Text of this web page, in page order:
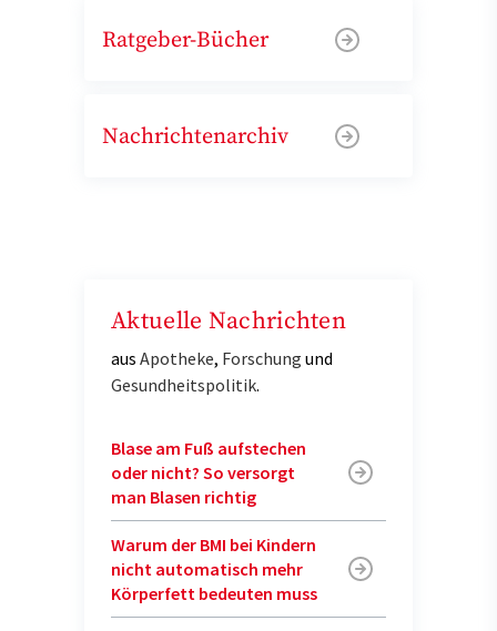
Ratgeber-Bücher
Nachrichtenarchiv
Aktuelle Nachrichten
aus Apotheke, Forschung und
Gesundheitspolitik.
Blase am Fuß aufstechen
oder nicht? So versorgt
man Blasen richtig
Warum der BMI bei Kindern
nicht automatisch mehr
Körperfett bedeuten muss